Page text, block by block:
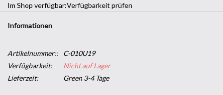
Im Shop verfügbar:Verfügbarkeit prüfen
Informationen
Artikelnummer::
C-010U19
Verfügbarkeit:
Nicht auf Lager
Lieferzeit:
Green 3-4 Tage